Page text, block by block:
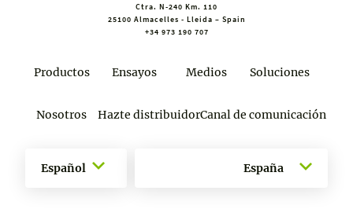
Ctra. N-240 Km. 110
25100 Almacelles - Lleida – Spain
+34 973 190 707
Productos Ensayos Medios Soluciones
Nosotros Hazte distribuidorCanal de comunicación
Español España